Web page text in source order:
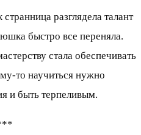
разглядела талант
быстро все переняла.
стала обеспечивать
то научиться нужно
и быть терпеливым.